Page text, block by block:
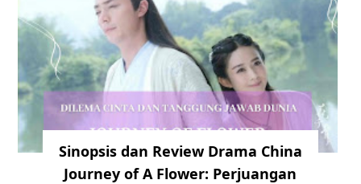
Sinopsis dan Review Drama China
Journey of A Flower: Perjuangan